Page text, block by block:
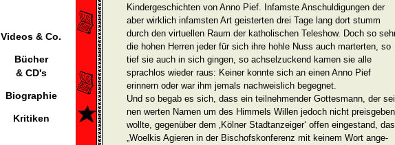
Videos & Co.
Bücher
& CD's
Biographie
Kritiken
Kin­dergeschichten von Anno Pief. Infamste Anschuldigun­gen der
aber wirklich infamsten Art geisterten drei Tage lang dort stumm
durch den virtuellen Raum der katholischen Teleshow. Doch so
die hohen Herren jeder für sich ihre hohle Nuss auch marter­ten, so
tief sie auch in sich gingen, so achselzuckend kamen sie alle
sprach­los wieder raus: Keiner konnte sich an einen Anno Pief
erinnern oder war ihm jemals nachweislich begegnet.
Und so begab es sich, dass ein teilnehmender Gottesmann, der
nen werten Namen um des Himmels Willen jedoch nicht preisgeben
wollte, gegenüber dem ‚Kölner Stadtanzeiger‘ offen eingestand,
„Woelkis Agieren in der Bischofskonferenz mit keinem Wort ange­